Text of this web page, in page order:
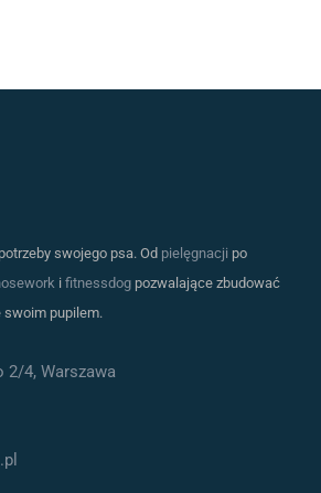
swojego psa. Od pielęgnacji po
i fitnessdog pozwalające zbudować
swoim pupilem.
2/4, Warszawa